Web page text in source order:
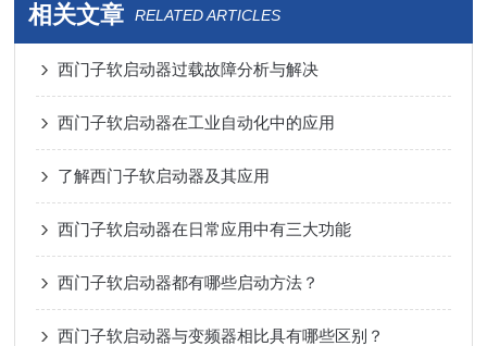
相关文章 RELATED ARTICLES
西门子软启动器过载故障分析与解决
西门子软启动器在工业自动化中的应用
了解西门子软启动器及其应用
西门子软启动器在日常应用中有三大功能
西门子软启动器都有哪些启动方法？
西门子软启动器与变频器相比具有哪些区别？